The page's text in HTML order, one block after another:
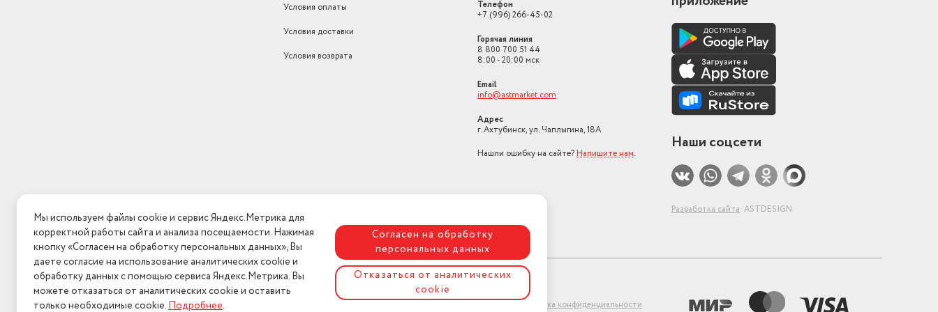
Магниевый анод
Управление со смартфона
Нет
Условия оплаты
Условия доставки
Условия возврата
Телефон
+7 (996) 266-45-02
Горячая линия
8 800 700 51 44
8:00 - 20:00 мск
Email
info@astmarket.com
Адрес
г. Ахтубинск, ул. Чаплыгина, 18А
Нашли ошибку на сайте? Напишите нам.
Наши соцсети
Разработка сайта ASTDESIGN
Политика конфиденциальности
Мы используем файлы cookie и сервис Яндекс.Метрика для
корректной работы сайта и анализа посещаемости. Нажимая
кнопку «Согласен на обработку персональных данных», Вы
даете согласие на использование аналитических cookie и
обработку данных с помощью сервиса Яндекс.Метрика. Вы
можете отказаться от аналитических cookie и оставить
только необходимые cookie.Подробнее.
Согласен на обработку
персональных данных
Отказаться от аналитических
cookie